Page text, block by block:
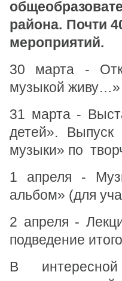
района. Почти
мероприятий.
30 марта -
музыкой живу…»
31 марта -
детей».
музыки» по
1 апреля -
альбом» (для
2 апреля -
подведение
В